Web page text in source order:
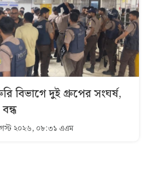
বিভাগে দুই গ্রুপের সংঘর্ষ,
২০২৬, ০৮:৩১ এএম